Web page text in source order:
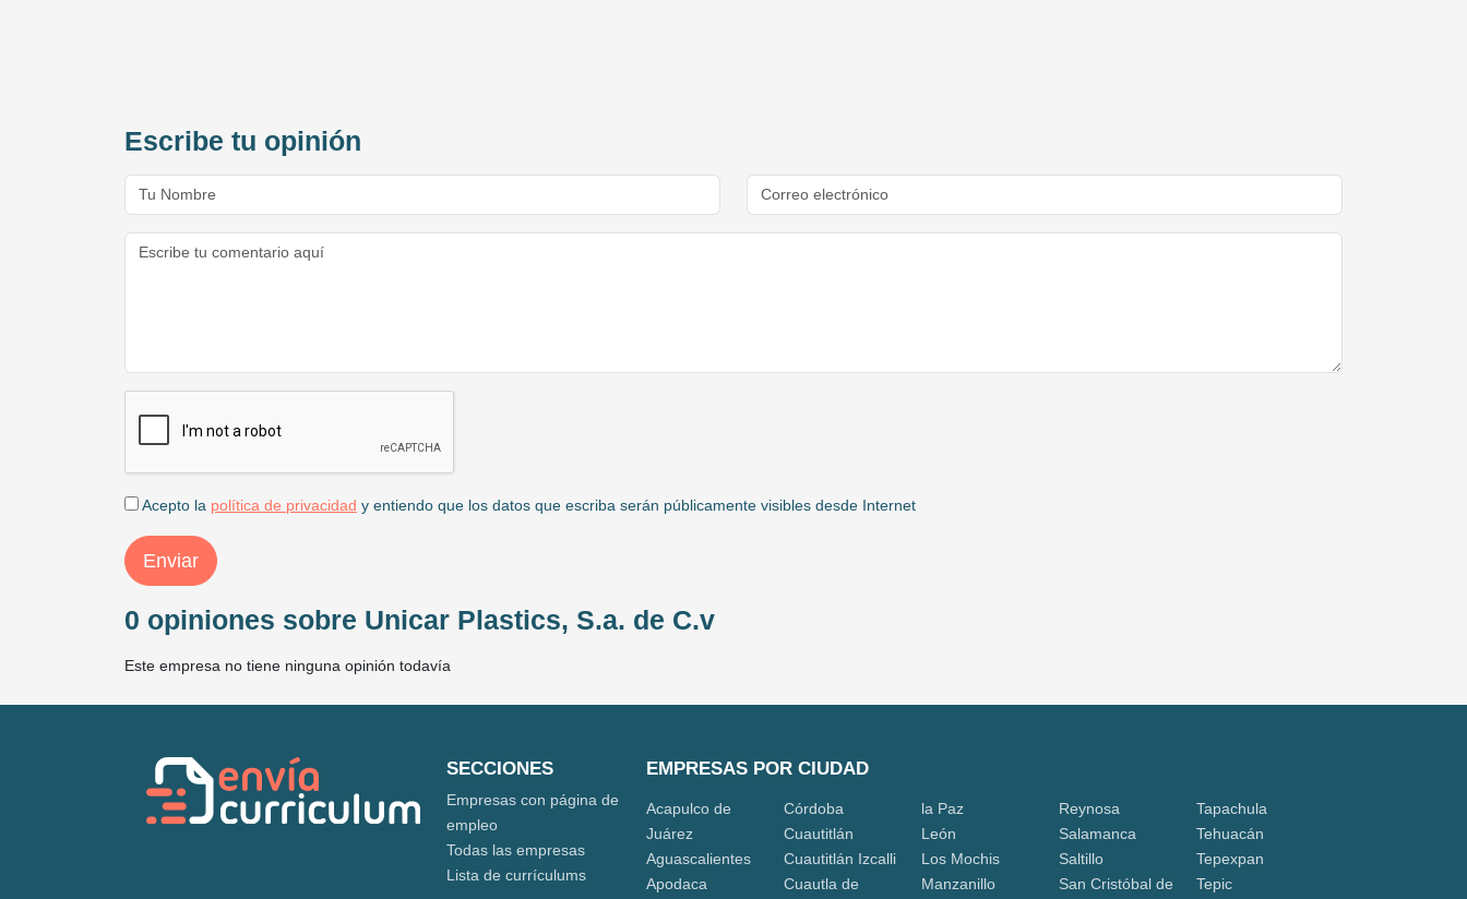
Escribe tu opinión
Acepto la política de privacidad y entiendo que los datos que escriba serán públicamente visibles desde Internet
Enviar
0 opiniones sobre Unicar Plastics, S.a. de C.v
Este empresa no tiene ninguna opinión todavía
SECCIONES
Empresas con página de
empleo
Todas las empresas
Lista de currículums
EMPRESAS POR CIUDAD
Acapulco de
Juárez
Aguascalientes
Apodaca
Córdoba
Cuautitlán
Cuautitlán Izcalli
Cuautla de
la Paz
León
Los Mochis
Manzanillo
Reynosa
Salamanca
Saltillo
San Cristóbal de
Tapachula
Tehuacán
Tepexpan
Tepic